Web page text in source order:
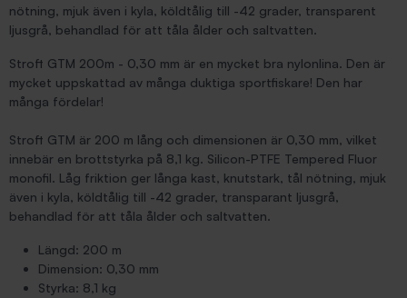
nötning, mjuk även i kyla, köldtålig till -42 grader, transparent
ljusgrå, behandlad för att tåla ålder och saltvatten.
Stroft GTM 200m - 0,30 mm är en mycket bra nylonlina. Den är
mycket uppskattad av många duktiga sportfiskare! Den har
många fördelar!
Stroft GTM är 200 m lång och dimensionen är 0,30 mm, vilket
innebär en brottstyrka på 8,1 kg. Silicon-PTFE Tempered Fluor
monofil. Låg friktion ger långa kast, knutstark, tål nötning, mjuk
även i kyla, köldtålig till -42 grader, transparant ljusgrå,
behandlad för att tåla ålder och saltvatten.
Längd: 200 m
Dimension: 0,30 mm
Styrka: 8,1 kg